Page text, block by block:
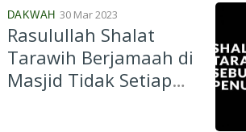
DAKWAH 30 Mar 2023
Rasulullah Shalat
Tarawih Berjamaah di
Masjid Tidak Setiap